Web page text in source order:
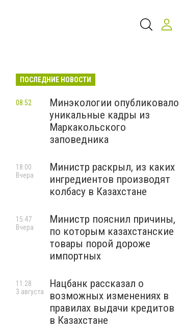
ПОСЛЕДНИЕ НОВОСТИ
Минэкологии опубликовало
уникальные кадры из
Маркакольского
заповедника
08:52
Министр раскрыл, из каких
ингредиентов производят
колбасу в Казахстане
18:00
Вчера
Министр пояснил причины,
по которым казахстанские
товары порой дороже
импортных
15:47
Вчера
Нацбанк рассказал о
возможных изменениях в
правилах выдачи кредитов
в Казахстане
11:28
3 августа